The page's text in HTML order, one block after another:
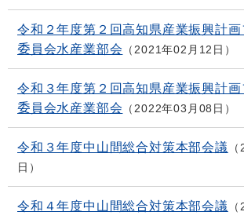
令和２年度第２回高知県産業振興計
委員会水産業部会
2021年02月12日
令和３年度第２回高知県産業振興計
委員会水産業部会
2022年03月08日
令和３年度中山間総合対策本部会議
日
令和４年度中山間総合対策本部会議